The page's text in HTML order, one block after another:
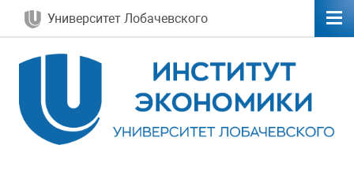
Университет Лобачевского